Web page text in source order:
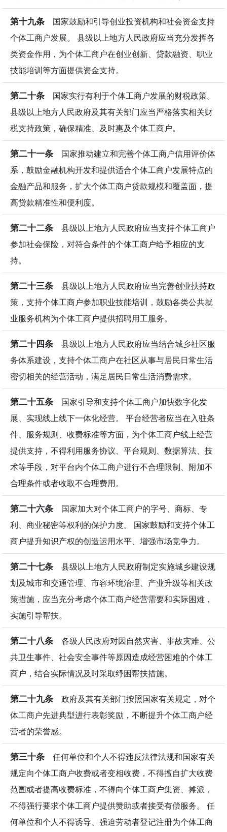
第十九条 国家鼓励和引导创业投资机构和社会资金支持
个体工商户发展。 县级以上地方人民政府应当充分发挥各
类资金作用，为个体工商户在创业创新、贷款融资、职业
技能培训等方面提供资金支持。
第二十条 国家实行有利于个体工商户发展的财税政策。
县级以上地方人民政府及其有关部门应当严格落实相关财
税支持政策，确保精准、及时惠及个体工商户。
第二十一条 国家推动建立和完善个体工商户信用评价体
系，鼓励金融机构开发和提供适合个体工商户发展特点的
金融产品和服务，扩大个体工商户贷款规模和覆盖面，提
高贷款精准性和便利度。
第二十二条 县级以上地方人民政府应当支持个体工商户
参加社会保险，对符合条件的个体工商户给予相应的支
持。
第二十三条 县级以上地方人民政府应当完善创业扶持政
策，支持个体工商户参加职业技能培训，鼓励各类公共就
业服务机构为个体工商户提供招聘用工服务。
第二十四条 县级以上地方人民政府应当结合城乡社区服
务体系建设，支持个体工商户在社区从事与居民日常生活
密切相关的经营活动，满足居民日常生活消费需求。
第二十五条 国家引导和支持个体工商户加快数字化发
展、实现线上线下一体化经营。 平台经营者应当在入驻条
件、服务规则、收费标准等方面，为个体工商户线上经营
提供支持，不得利用服务协议、平台规则、数据算法、技
术等手段，对平台内个体工商户进行不合理限制、附加不
合理条件或者收取不合理费用。
第二十六条 国家加大对个体工商户的字号、商标、专
利、商业秘密等权利的保护力度。 国家鼓励和支持个体工
商户提升知识产权的创造运用水平、增强市场竞争力。
第二十七条 县级以上地方人民政府制定实施城乡建设规
划及城市和交通管理、市容环境治理、产业升级等相关政
策措施，应当充分考虑个体工商户经营需要和实际困难，
实施引导帮扶。
第二十八条 各级人民政府对因自然灾害、事故灾难、公
共卫生事件、社会安全事件等原因造成经营困难的个体工
商户，结合实际情况及时采取纾困帮扶措施。
第二十九条 政府及其有关部门按照国家有关规定，对个
体工商户先进典型进行表彰奖励，不断提升个体工商户经
营者的荣誉感。
第三十条 任何单位和个人不得违反法律法规和国家有关
规定向个体工商户收费或者变相收费，不得擅自扩大收费
范围或者提高收费标准，不得向个体工商户集资、摊派，
不得强行要求个体工商户提供赞助或者接受有偿服务。 任
何单位和个人不得诱导、强迫劳动者登记注册为个体工商